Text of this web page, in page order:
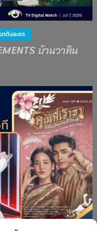
ตติงละคร
บ้านวาทิน